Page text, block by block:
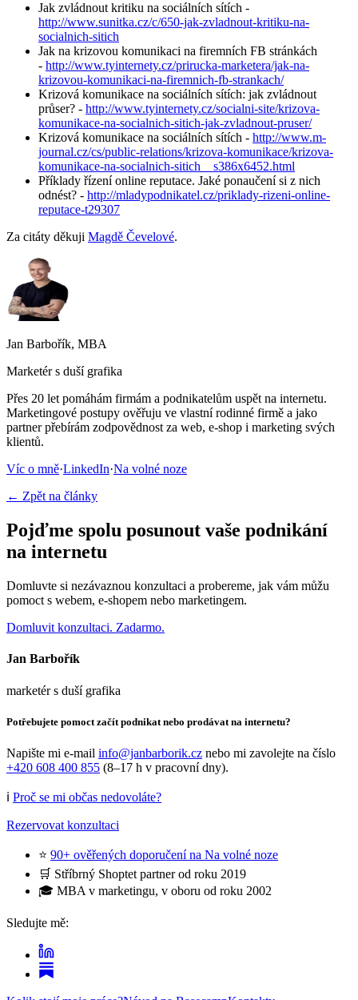
Jak zvládnout kritiku na sociálních sítích -
http://www.sunitka.cz/c/650-jak-zvladnout-kritiku-na-
socialnich-sitich
Jak na krizovou komunikaci na firemních FB stránkách
- http://www.tyinternety.cz/prirucka-marketera/jak-na-
krizovou-komunikaci-na-firemnich-fb-strankach/
Krizová komunikace na sociálních sítích: jak zvládnout
průser? - http://www.tyinternety.cz/socialni-site/krizova-
komunikace-na-socialnich-sitich-jak-zvladnout-pruser/
Krizová komunikace na sociálních sítích - http://www.m-
journal.cz/cs/public-relations/krizova-komunikace/krizova-
komunikace-na-socialnich-sitich__s386x6452.html
Příklady řízení online reputace. Jaké ponaučení si z nich
odnést? - http://mladypodnikatel.cz/priklady-rizeni-online-
reputace-t29307
Za citáty děkuji Magdě Čevelové.
Jan Barbořík, MBA
Marketér s duší grafika
Přes 20 let pomáhám firmám a podnikatelům uspět na internetu.
Marketingové postupy ověřuju ve vlastní rodinné firmě a jako
partner přebírám zodpovědnost za web, e-shop i marketing svých
klientů.
Víc o mně·LinkedIn·Na volné noze
← Zpět na články
Pojďme spolu posunout vaše podnikání
na internetu
Domluvte si nezávaznou konzultaci a probereme, jak vám můžu
pomoct s webem, e-shopem nebo marketingem.
Domluvit konzultaci. Zadarmo.
Jan Barbořík
marketér s duší grafika
Potřebujete pomoct začít podnikat nebo prodávat na internetu?
Napište mi e-mail info@janbarborik.cz nebo mi zavolejte na číslo
+420 608 400 855 (8–17 h v pracovní dny).
ℹ️ Proč se mi občas nedovoláte?
Rezervovat konzultaci
⭐ 90+ ověřených doporučení na Na volné noze
🛒 Stříbrný Shoptet partner od roku 2019
🎓 MBA v marketingu, v oboru od roku 2002
Sledujte mě: